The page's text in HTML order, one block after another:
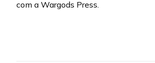
com a Wargods Press.